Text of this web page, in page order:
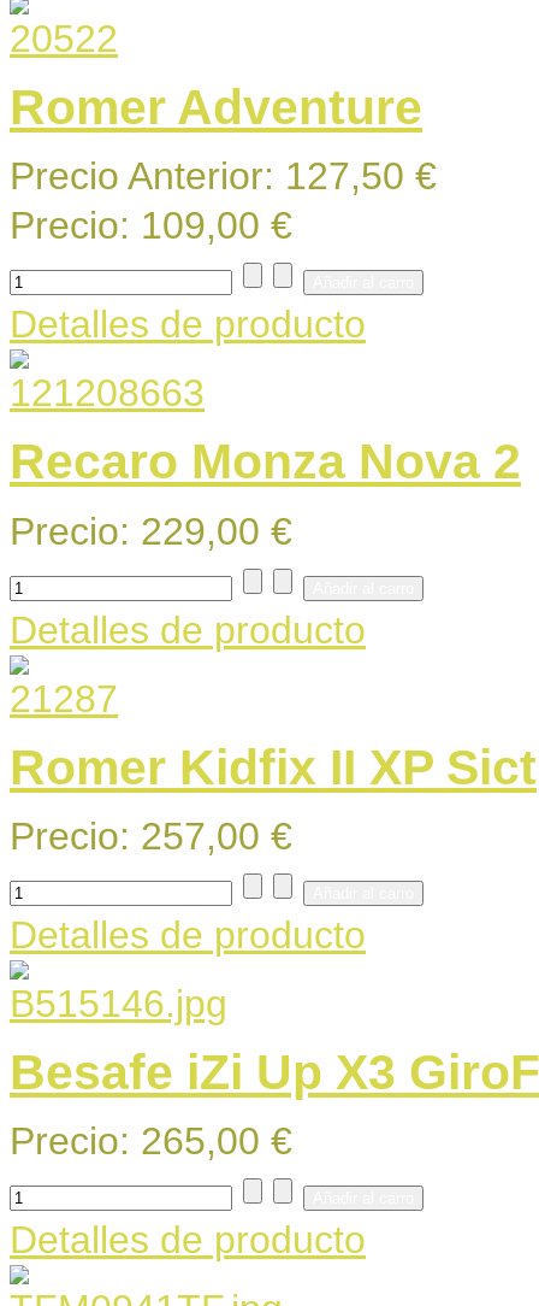
Romer Adventure
Precio Anterior: 127,50 €
Precio: 109,00 €
Detalles de producto
Recaro Monza Nova 2
Precio: 229,00 €
Detalles de producto
Romer Kidfix II XP Sict
Precio: 257,00 €
Detalles de producto
Besafe iZi Up X3
Precio: 265,00 €
Detalles de producto